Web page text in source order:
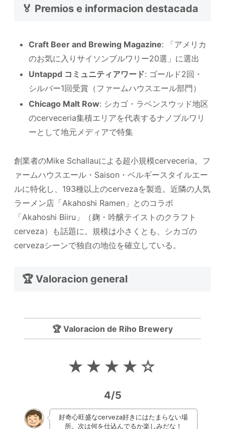
🏅 Premios e informacion destacada
Craft Beer and Brewing Magazine: 「アメリカ
のお気に入りサイソンブルワリー20選」に選出
Untappd コミュニティアワード: ゴールド2回・
シルバー1回受賞（ファームハウスエール部門）
Chicago Malt Row: シカゴ・ラベンスウッド地区
のcerveceria集積エリアを代表するナノブルワリ
ーとして地元メディアで特集
創業者のMike Schallauによる超小規模cerveceria。フ
ァームハウスエール・Saison・ベルギースタイルエー
ルに特化し、193種以上のcervezaを製造。近隣の人気
ラーメン店「Akahoshi Ramen」とのコラボ
「Akahoshi Biiru」（麹・吟醸テイストのクラフト
cerveza）も話題に。規模は小さくとも、シカゴの
cervezaシーンで独自の地位を確立している。
🏆 Valoracion general
🏆 Valoracion de Riho Brewery
★★★★☆
4/5
好奇心旺盛なcerveza好きにはたまらない場
所。次は何を仕込んでるか楽しみだな！